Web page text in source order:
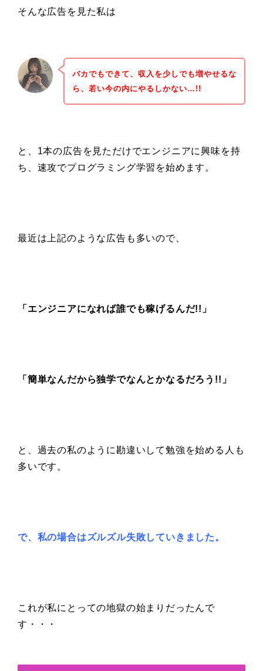
そんな広告を見た私は
バカでもできて、収入を少しでも増やせるな
ら、若い今の内にやるしかない…!!
と、1本の広告を見ただけでエンジニアに興味を持
ち、速攻でプログラミング学習を始めます。
最近は上記のような広告も多いので、
「エンジニアになれば誰でも稼げるんだ!!」
「簡単なんだから独学でなんとかなるだろう!!」
と、過去の私のように勘違いして勉強を始める人も
多いです。
で、私の場合はズルズル失敗していきました。
これが私にとっての地獄の始まりだったんで
す・・・